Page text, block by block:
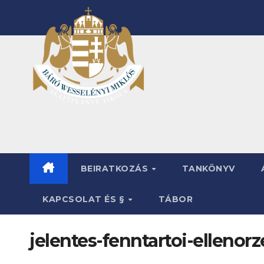
BEIRATKOZÁS TANKÖNYV
KAPCSOLAT ÉS § TÁBOR
jelentes-fenntartoi-